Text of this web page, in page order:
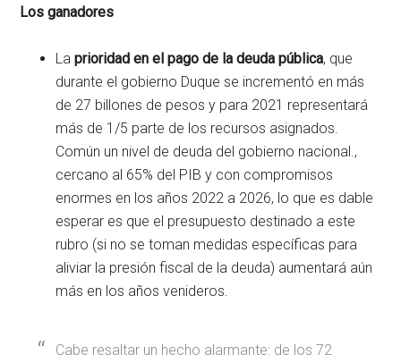
Los ganadores
Laprioridad en el pago de la deuda pública, que
durante el gobierno Duque se incrementó en más
de 27 billones de pesos y para 2021 representará
más de 1/5 parte de los recursos asignados.
Común un nivel de deuda del gobierno nacional.,
cercano al 65% del PIB y con compromisos
enormes en los años 2022 a 2026, lo que es dable
esperar es que el presupuesto destinado a este
rubro (si no se toman medidas específicas para
aliviar la presión fiscal de la deuda) aumentará aún
más en los años venideros.
Cabe resaltar un hecho alarmante: de los 72